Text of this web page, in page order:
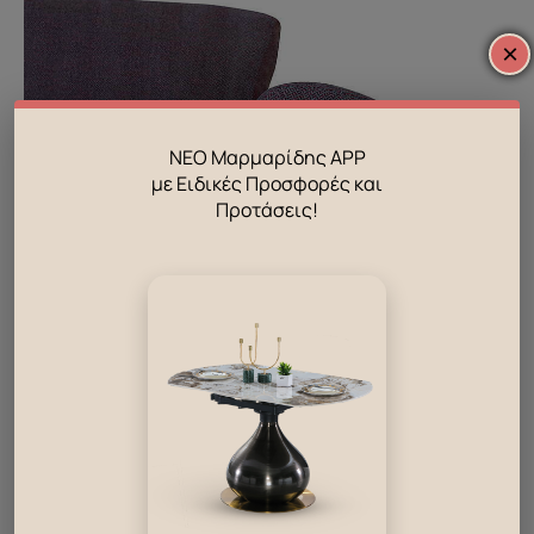
×
ΝΕΟ Μαρμαρίδης APP
με Ειδικές Προσφορές και
Προτάσεις!